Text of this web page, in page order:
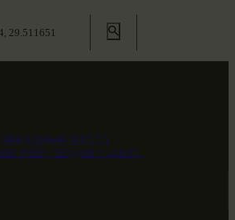
29.511651
ЗВЕЗДНЫЕ ВРАТА
ВЧЕРА СЕГОДНЯ И ЗАВТРА